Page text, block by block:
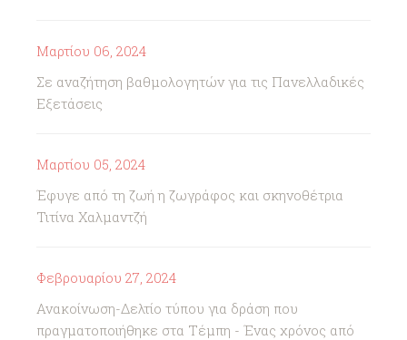
Μαρτίου 06, 2024
Σε αναζήτηση βαθμολογητών για τις Πανελλαδικές
Εξετάσεις
Μαρτίου 05, 2024
Έφυγε από τη ζωή η ζωγράφος και σκηνοθέτρια
Τιτίνα Χαλμαντζή
Φεβρουαρίου 27, 2024
Ανακοίνωση-Δελτίο τύπου για δράση που
πραγματοποιήθηκε στα Τέμπη - Ένας χρόνος από